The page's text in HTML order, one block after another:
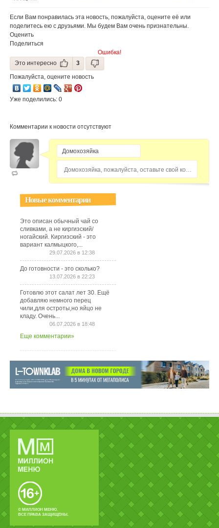
шоколад
Китай
Если Вам понравилась эта новость, пожалуйста, оцените её или
поделитесь ею с друзьями. Мы будем Вам очень признательны.
Оценить
Поделиться
Ошибка!
Это интересно
3
Пожалуйста, оцените новость
Уже поделились: 0
Комментарии к новости отсутствуют
Домохозяйка, пожалуйста, оставьте свой комментарий...
Новые комментарии
Это описан обычный чай со
сливками, а не киргизский/
ногайский. Киргизский - это
вариант калмыцкого,...
29.07.2026 в 12:38
До готовности - это сколько?
13.07.2026 в 22:23
Готовлю этот салат лет 30. Ещё
добавляю немного перец
чили,для остроты,но яйцо не
кладу. Очень...
06.07.2026 в 18:48
Еще комментарии»
© МИЛЛИОН МЕНЮ.
ВСЕ ПРАВА ЗАЩИЩЕНЫ.